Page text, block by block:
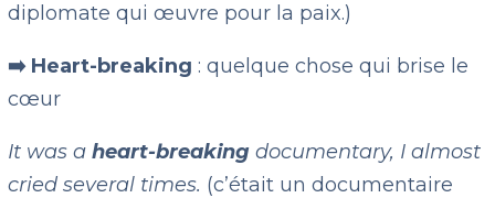
diplomate qui œuvre pour la paix.)
➡️ Heart-breaking : quelque chose qui brise le
cœur
It was aheart-breakingdocumentary, I almost
cried several times. (c’était un documentaire